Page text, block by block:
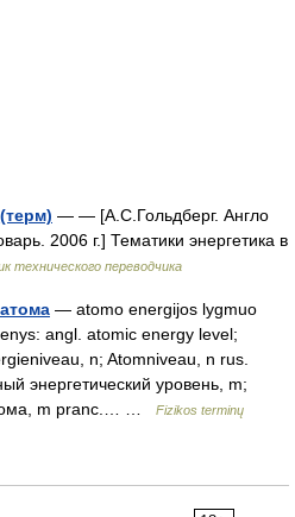
— — [А.С.Гольдберг. Англо
2006 г.] Тематики энергетика в
технического переводчика
— atomo energijos lygmuo
angl. atomic energy level;
n; Atomniveau, n rus.
энергетический уровень, m;
m pranc.… …
Fizikos terminų